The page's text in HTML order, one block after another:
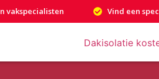
vakspecialisten Vind een